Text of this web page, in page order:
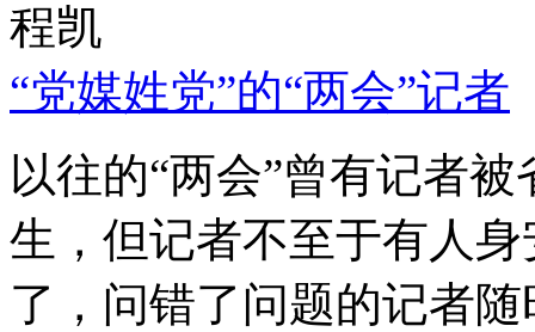
程凯
“党媒姓党”的“两会”记者
以往的“两会”曾有记者
生，但记者不至于有人
了，问错了问题的记者